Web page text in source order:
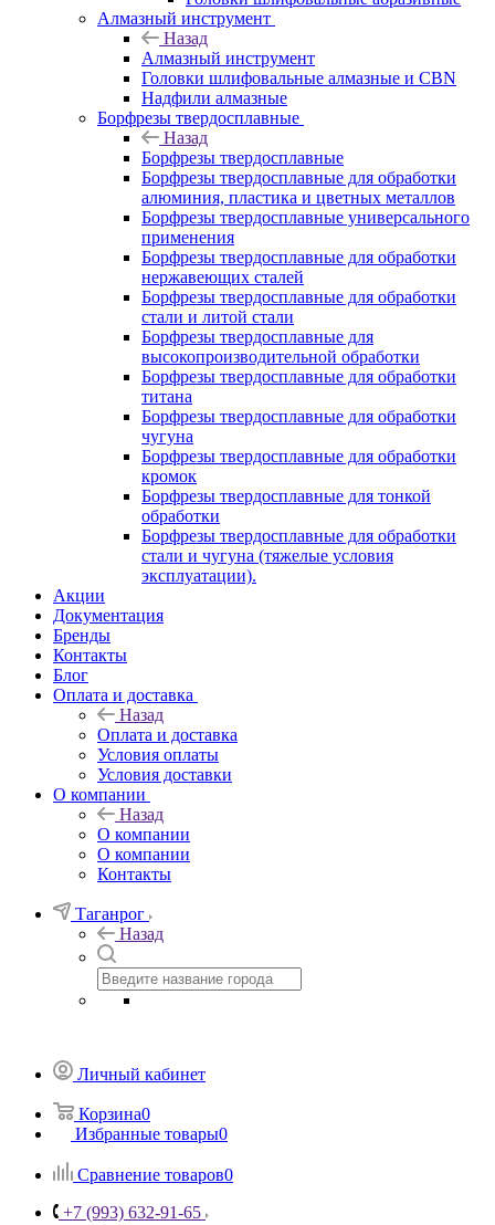
Алмазный инструмент
Назад
Алмазный инструмент
Головки шлифовальные алмазные и CBN
Надфили алмазные
Борфрезы твердосплавные
Назад
Борфрезы твердосплавные
Борфрезы твердосплавные для обработки
алюминия, пластика и цветных металлов
Борфрезы твердосплавные универсального
применения
Борфрезы твердосплавные для обработки
нержавеющих сталей
Борфрезы твердосплавные для обработки
стали и литой стали
Борфрезы твердосплавные для
высокопроизводительной обработки
Борфрезы твердосплавные для обработки
титана
Борфрезы твердосплавные для обработки
чугуна
Борфрезы твердосплавные для обработки
кромок
Борфрезы твердосплавные для тонкой
обработки
Борфрезы твердосплавные для обработки
стали и чугуна (тяжелые условия
эксплуатации).
Акции
Документация
Бренды
Контакты
Блог
Оплата и доставка
Назад
Оплата и доставка
Условия оплаты
Условия доставки
О компании
Назад
О компании
О компании
Контакты
Таганрог
Назад
Личный кабинет
Корзина0
Избранные товары0
Сравнение товаров0
+7 (993) 632-91-65